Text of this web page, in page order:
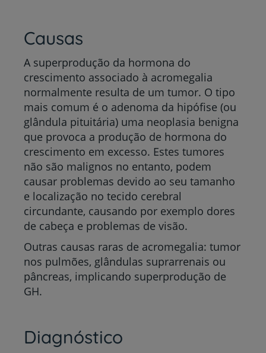
Causas
A superprodução da hormona do
crescimento associado à acromegalia
normalmente resulta de um tumor. O tipo
mais comum é o adenoma da hipófise (ou
glândula pituitária) uma neoplasia benigna
que provoca a produção de hormona do
crescimento em excesso. Estes tumores
não são malignos no entanto, podem
causar problemas devido ao seu tamanho
e localização no tecido cerebral
circundante, causando por exemplo dores
de cabeça e problemas de visão.
Outras causas raras de acromegalia: tumor
nos pulmões, glândulas suprarrenais ou
pâncreas, implicando superprodução de
GH.
Diagnóstico